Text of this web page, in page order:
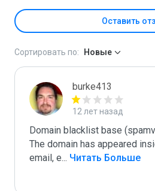
Оставить
Сортировать по: Новые
burke413
12 лет назад
Domain blacklist base
The domain has appeared
email, e... Читать Больше